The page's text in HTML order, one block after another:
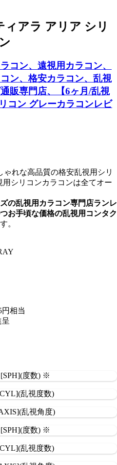
ィアラ アリア シリ
コン、遠視用カラコン、
ン、格安カラコン、乱視
販専門店、【6ヶ月/乱視
コン グレーカラコンレビ
ゃれな高品質の格安乱視用シリ
シリコンカラコンは全てオー
の乱視用カラコン専門店ランレ
お手頃な価格の乱視用コンタク
。
円相当
呈
度数) ※
乱視度数)
乱視角度)
度数) ※
乱視度数)